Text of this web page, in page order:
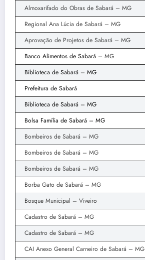
Almoxarifado do Obras de Sabará – MG
Regional Ana Lúcia de Sabará – MG
Aprovação de Projetos de Sabará – MG
Banco Alimentos de Sabará – MG
Biblioteca de Sabará – MG
Prefeitura de Sabará
Biblioteca de Sabará – MG
Bolsa Família de Sabará – MG
Bombeiros de Sabará – MG
Bombeiros de Sabará – MG
Bombeiros de Sabará – MG
Borba Gato de Sabará – MG
Bosque Municipal – Viveiro
Cadastro de Sabará – MG
Cadastro de Sabará – MG
CAI Anexo General Carneiro de Sabará – MG